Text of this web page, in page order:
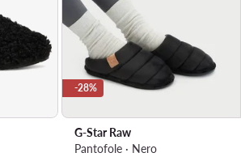
-28%
G-Star Raw
Pantofole · Nero